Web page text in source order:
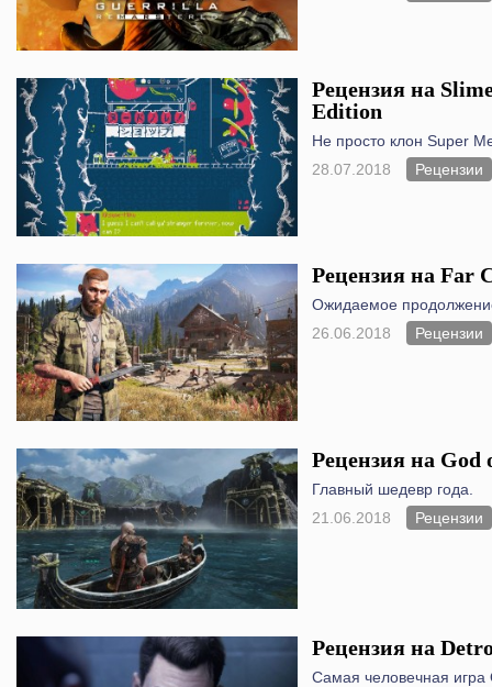
Рецензия на
Edition
Не просто клон Super
28.07.2018
Рецензии
Рецензия на Far
Ожидаемое
26.06.2018
Рецензии
Рецензия на God
Главный шедевр года.
21.06.2018
Рецензии
Рецензия на
Самая человечная игра